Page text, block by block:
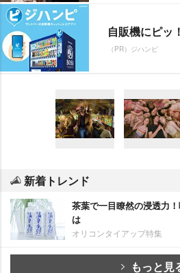
自販機にピッ
（PR）ジハンピ
新着トレンド
茶葉で一目瞭然の浸透力
は
オリコンタイアップ特集
もっと見